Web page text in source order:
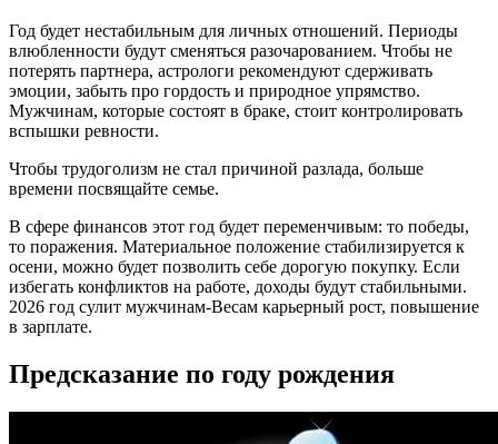
Год будет нестабильным для личных отношений. Периоды
влюбленности будут сменяться разочарованием. Чтобы не
потерять партнера, астрологи рекомендуют сдерживать
эмоции, забыть про гордость и природное упрямство.
Мужчинам, которые состоят в браке, стоит контролировать
вспышки ревности.
Чтобы трудоголизм не стал причиной разлада, больше
времени посвящайте семье.
В сфере финансов этот год будет переменчивым: то победы,
то поражения. Материальное положение стабилизируется к
осени, можно будет позволить себе дорогую покупку. Если
избегать конфликтов на работе, доходы будут стабильными.
2026 год сулит мужчинам-Весам карьерный рост, повышение
в зарплате.
Предсказание по году рождения